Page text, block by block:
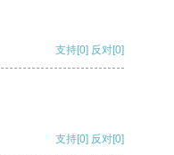
支持[0] 反对[0]
支持[0] 反对[0]